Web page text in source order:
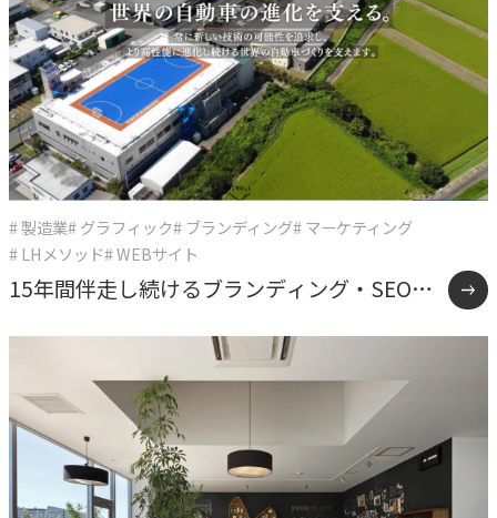
# 製造業# グラフィック# ブランディング# マーケティング
# LHメソッド# WEBサイト
15年間伴走し続けるブランディング・SEO戦
略支援事例